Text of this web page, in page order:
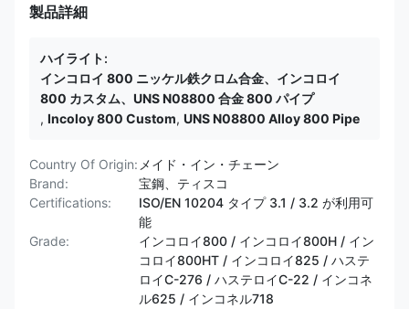
製品詳細
ハイライト:
インコロイ 800 ニッケル鉄クロム合金、インコロイ
800 カスタム、UNS N08800 合金 800 パイプ
, Incoloy 800 Custom, UNS N08800 Alloy 800 Pipe
Country Of Origin: メイド・イン・チェーン
Brand:
宝鋼、ティスコ
Certifications:
ISO/EN 10204 タイプ 3.1 / 3.2 が利用可
能
Grade:
インコロイ800 / インコロイ800H / イン
コロイ800HT /​​ インコロイ825 / ハステ
ロイC-276 / ハステロイC-22 / インコネ
ル625 / インコネル718